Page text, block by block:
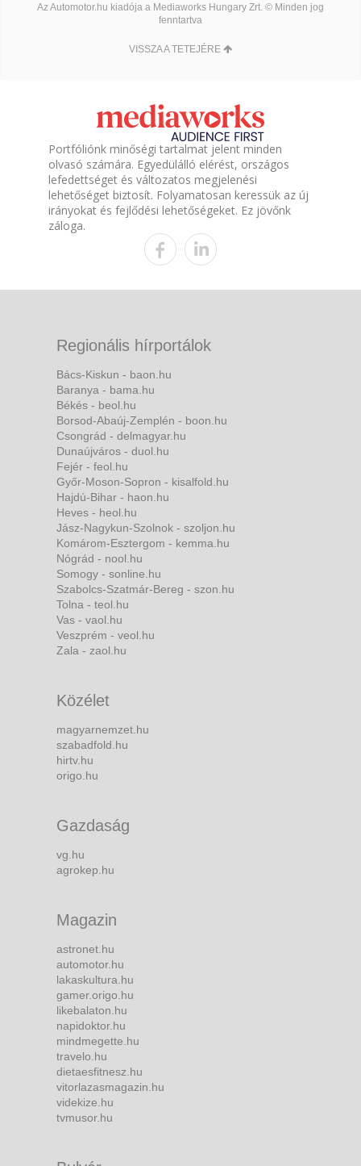
Az Automotor.hu kiadója a Mediaworks Hungary Zrt. © Minden jog
fenntartva
VISSZA A TETEJÉRE
Portfóliónk minőségi tartalmat jelent minden
olvasó számára. Egyedülálló elérést, országos
lefedettséget és változatos megjelenési
lehetőséget biztosít. Folyamatosan keressük az új
irányokat és fejlődési lehetőségeket. Ez jövőnk
záloga.
Regionális hírportálok
Bács-Kiskun - baon.hu
Baranya - bama.hu
Békés - beol.hu
Borsod-Abaúj-Zemplén - boon.hu
Csongrád - delmagyar.hu
Dunaújváros - duol.hu
Fejér - feol.hu
Győr-Moson-Sopron - kisalfold.hu
Hajdú-Bihar - haon.hu
Heves - heol.hu
Jász-Nagykun-Szolnok - szoljon.hu
Komárom-Esztergom - kemma.hu
Nógrád - nool.hu
Somogy - sonline.hu
Szabolcs-Szatmár-Bereg - szon.hu
Tolna - teol.hu
Vas - vaol.hu
Veszprém - veol.hu
Zala - zaol.hu
Közélet
magyarnemzet.hu
szabadfold.hu
hirtv.hu
origo.hu
Gazdaság
vg.hu
agrokep.hu
Magazin
astronet.hu
automotor.hu
lakaskultura.hu
gamer.origo.hu
likebalaton.hu
napidoktor.hu
mindmegette.hu
travelo.hu
dietaesfitnesz.hu
vitorlazasmagazin.hu
videkize.hu
tvmusor.hu